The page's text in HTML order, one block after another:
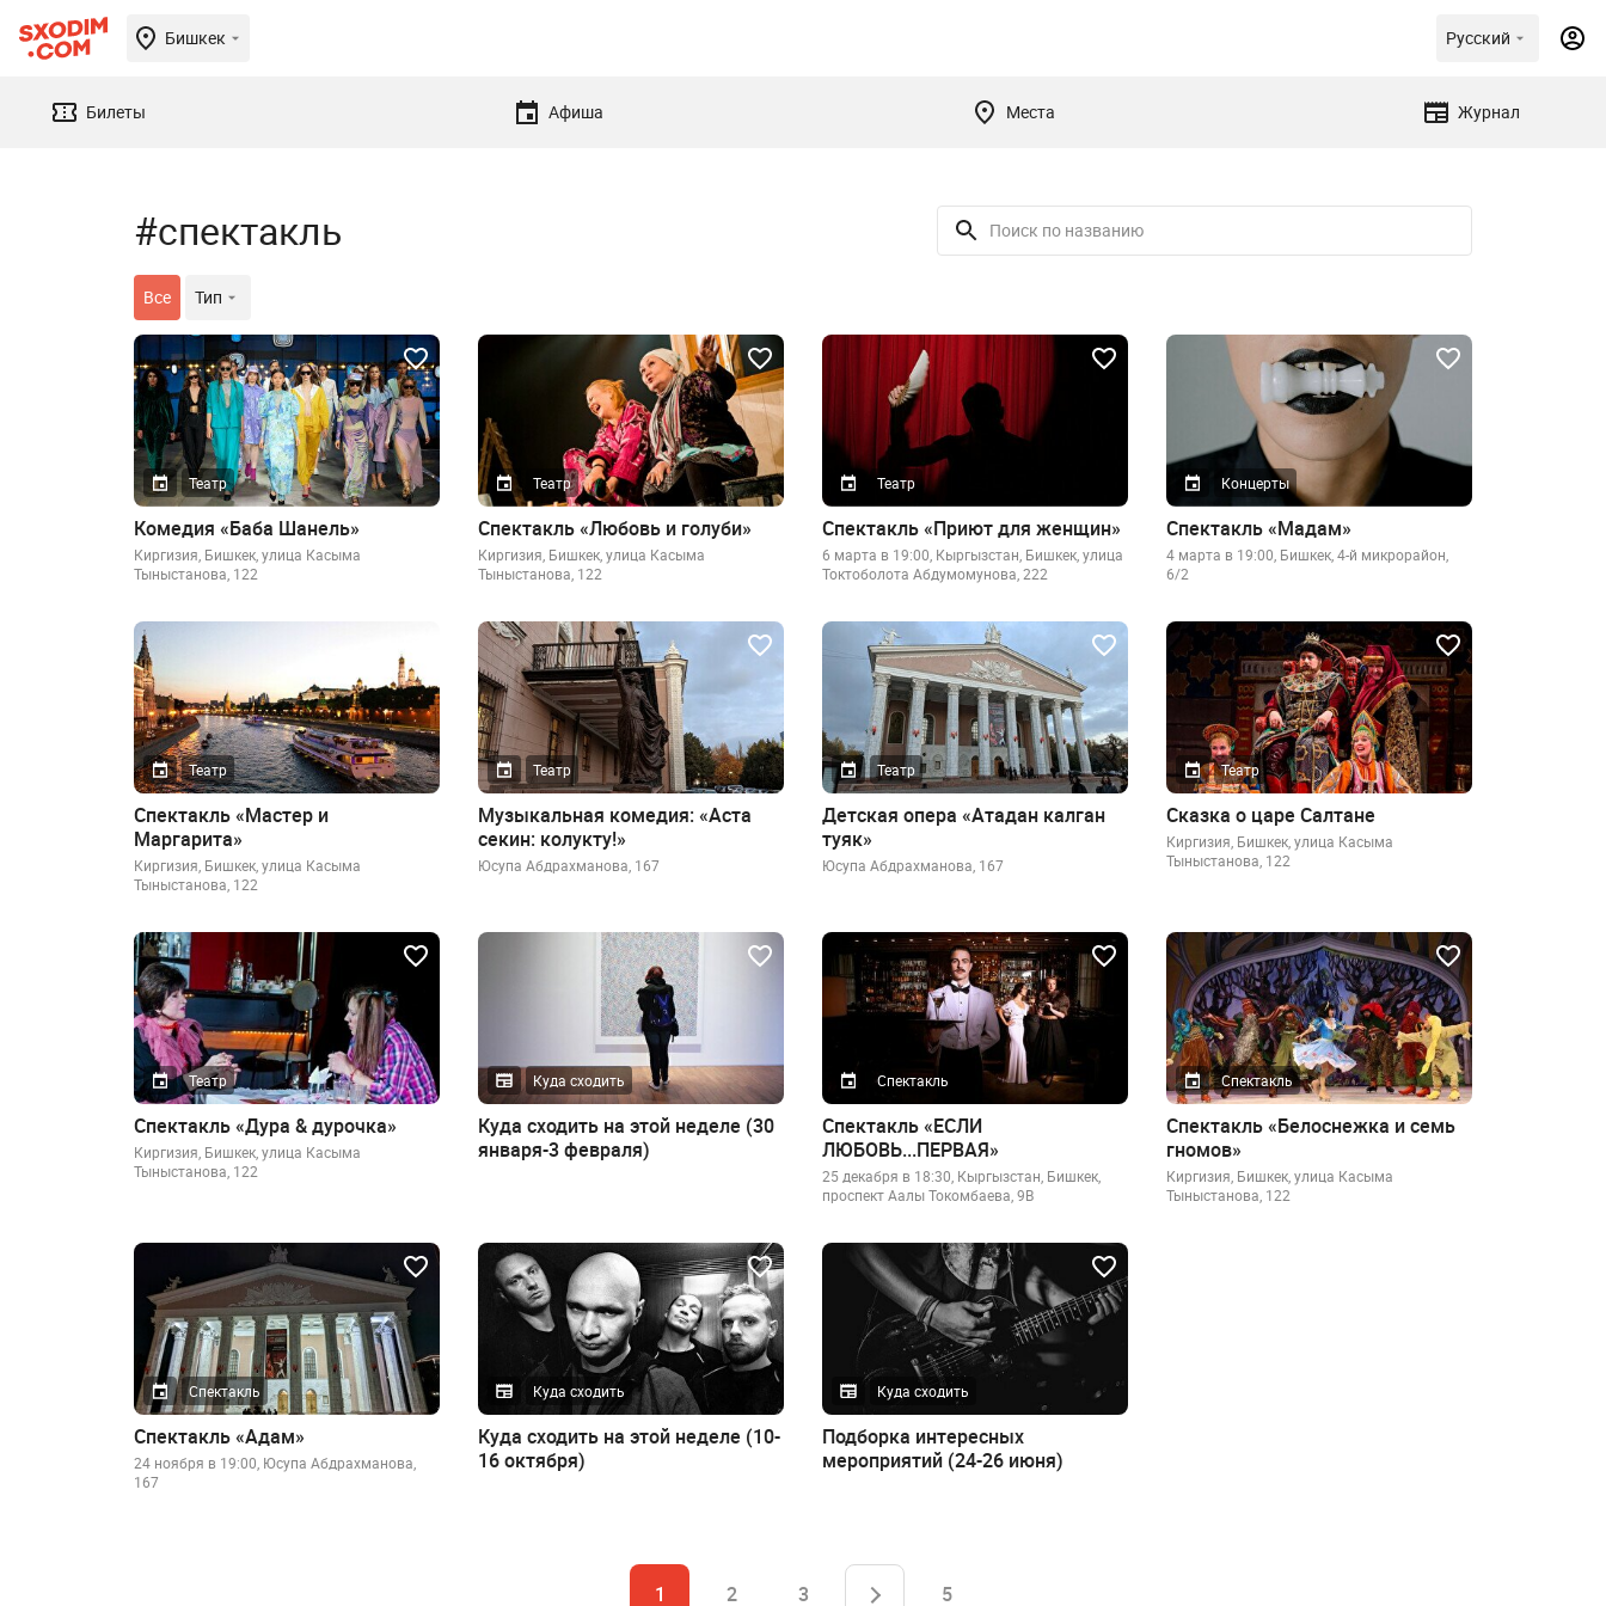
Бишкек Русский
Билеты Афиша Места Журнал
#спектакль
Все Тип
Театр
Комедия «Баба Шанель»
Киргизия, Бишкек, улица Касыма
Тыныстанова, 122
Театр
Спектакль «Любовь и голуби»
Киргизия, Бишкек, улица Касыма
Тыныстанова, 122
Театр
Спектакль «Приют для женщин»
6 марта в 19:00, Кыргызстан, Бишкек, улица
Токтоболота Абдумомунова, 222
Концерты
Спектакль «Мадам»
4 марта в 19:00, Бишкек, 4-й микрорайон,
6/2
Театр
Спектакль «Мастер и
Маргарита»
Киргизия, Бишкек, улица Касыма
Тыныстанова, 122
Театр
Музыкальная комедия: «Аста
секин: колукту!»
​Юсупа Абдрахманова, 167
Театр
Детская опера «Атадан калган
туяк»
​Юсупа Абдрахманова, 167
Театр
Сказка о царе Салтане
Киргизия, Бишкек, улица Касыма
Тыныстанова, 122
Театр
Спектакль «Дура & дурочка»
Киргизия, Бишкек, улица Касыма
Тыныстанова, 122
Куда сходить
Куда сходить на этой неделе (30
января-3 февраля)
Спектакль
Спектакль «ЕСЛИ
ЛЮБОВЬ...ПЕРВАЯ»
25 декабря в 18:30, Кыргызстан, Бишкек,
проспект Аалы Токомбаева, 9В
Спектакль
Спектакль «Белоснежка и семь
гномов»
Киргизия, Бишкек, улица Касыма
Тыныстанова, 122
Спектакль
Спектакль «Адам»
24 ноября в 19:00, ​Юсупа Абдрахманова,
167
Куда сходить
Куда сходить на этой неделе (10-
16 октября)
Куда сходить
Подборка интересных
мероприятий (24-26 июня)
1 2 3 5